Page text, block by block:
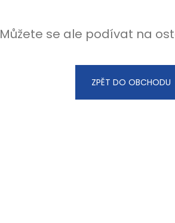
Můžete se ale podívat na
ZPĚT DO OBCHODU